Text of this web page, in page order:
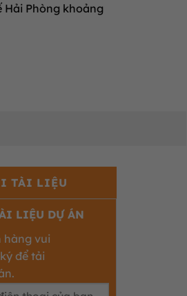
Hải Phòng khoảng
TÀI LIỆU
LIỆU DỰ ÁN
hàng vui
để tải